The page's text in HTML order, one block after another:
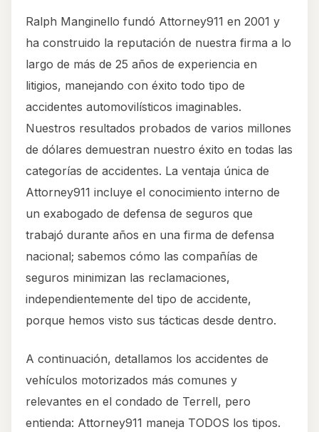
Ralph Manginello fundó Attorney911 en 2001 y
ha construido la reputación de nuestra firma a lo
largo de más de 25 años de experiencia en
litigios, manejando con éxito todo tipo de
accidentes automovilísticos imaginables.
Nuestros resultados probados de varios millones
de dólares demuestran nuestro éxito en todas las
categorías de accidentes. La ventaja única de
Attorney911 incluye el conocimiento interno de
un exabogado de defensa de seguros que
trabajó durante años en una firma de defensa
nacional; sabemos cómo las compañías de
seguros minimizan las reclamaciones,
independientemente del tipo de accidente,
porque hemos visto sus tácticas desde dentro.
A continuación, detallamos los accidentes de
vehículos motorizados más comunes y
relevantes en el condado de Terrell, pero
entienda: Attorney911 maneja TODOS los tipos.